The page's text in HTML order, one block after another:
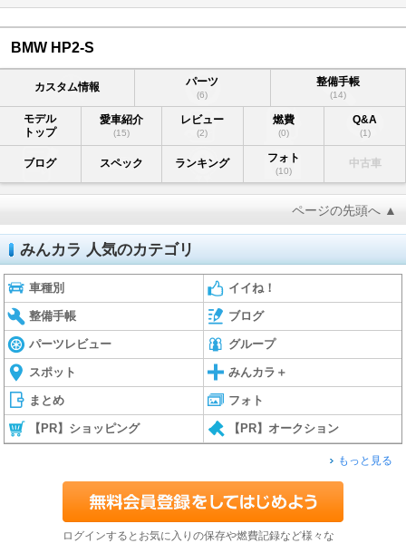
BMW HP2-S
カスタム情報 パーツ
(6)
整備手帳
(14)
モデル
トップ
愛車紹介
(15)
レビュー
(2)
燃費
(0)
Q&A
(1)
ブログ スペック ランキング フォト
(10)
中古車
ページの先頭へ ▲
みんカラ 人気のカテゴリ
車種別 イイね！
整備手帳 ブログ
パーツレビュー グループ
スポット みんカラ＋
まとめ フォト
【PR】ショッピング 【PR】オークション
もっと見る
ログインするとお気に入りの保存や燃費記録など様々な